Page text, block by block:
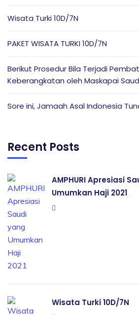
Wisata Turki 10D/7N
PAKET WISATA TURKI 10D/7N
Berikut Prosedur Bila Terjadi
Keberangkatan oleh Maskapai
Sore ini, Jamaah Asal Indonesia
Recent Posts
AMPHURI Apresiasi
Umumkan Haji 2021
Wisata Turki 10D/7N